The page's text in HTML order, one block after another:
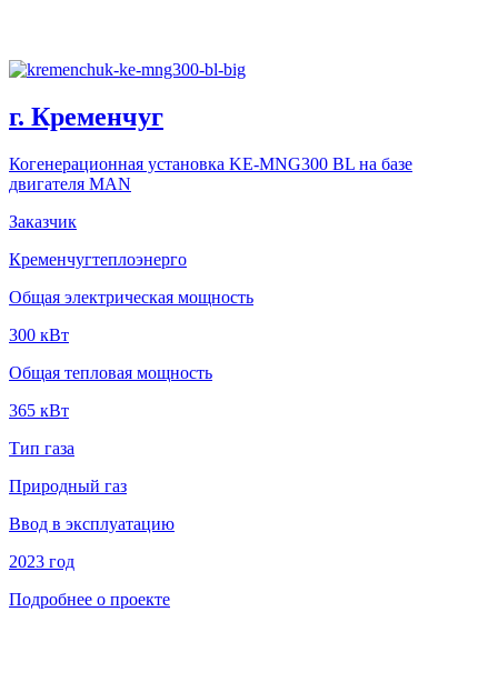
г. Кременчуг
Когенерационная установка KE-MNG300 BL на базе
двигателя MAN
Заказчик
Кременчугтеплоэнерго
Общая электрическая мощность
300 кВт
Общая тепловая мощность
365 кВт
Тип газа
Природный газ
Ввод в эксплуатацию
2023 год
Подробнее о проекте